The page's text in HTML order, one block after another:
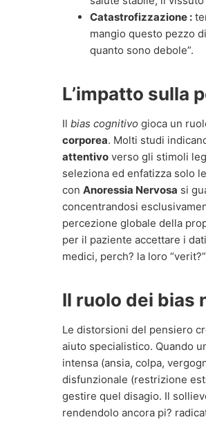
Catastrofizzazione :
mangio questo pezzo
quanto sono debole”.
L’impatto sulla
Il bias cognitivo gioca un
corporea. Molti studi
attentivo verso gli stimoli
seleziona ed enfatizza solo
con Anoressia Nervosa si
concentrandosi
percezione globale della
per il paziente accettare i
medici, perch? la loro
Il ruolo dei bias
Le distorsioni del pensiero
aiuto specialistico. Quando
intensa (ansia, colpa,
disfunzionale (restrizione
gestire quel disagio. Il
rendendolo ancora pi?